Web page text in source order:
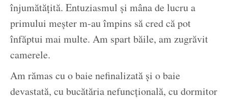
înjumătățită. Entuziasmul și mâna de lucru a
primului meșter m-au împins să cred că pot
înfăptui mai multe. Am spart băile, am zugrăvit
camerele.
Am rămas cu o baie nefinalizată și o baie
devastată, cu bucătăria nefuncțională, cu dormitor